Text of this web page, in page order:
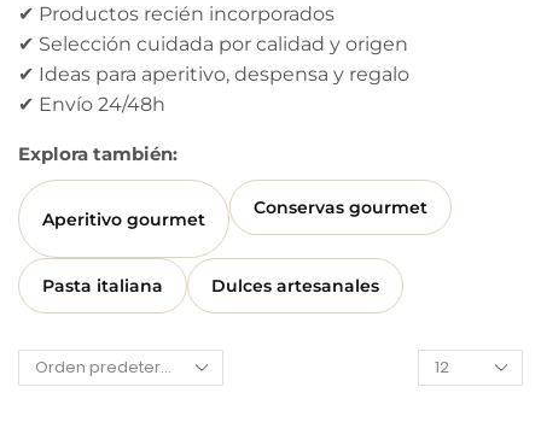
✔ Productos recién incorporados
✔ Selección cuidada por calidad y origen
✔ Ideas para aperitivo, despensa y regalo
✔ Envío 24/48h
Explora también:
Aperitivo gourmet
Conservas gourmet
Pasta italiana Dulces artesanales